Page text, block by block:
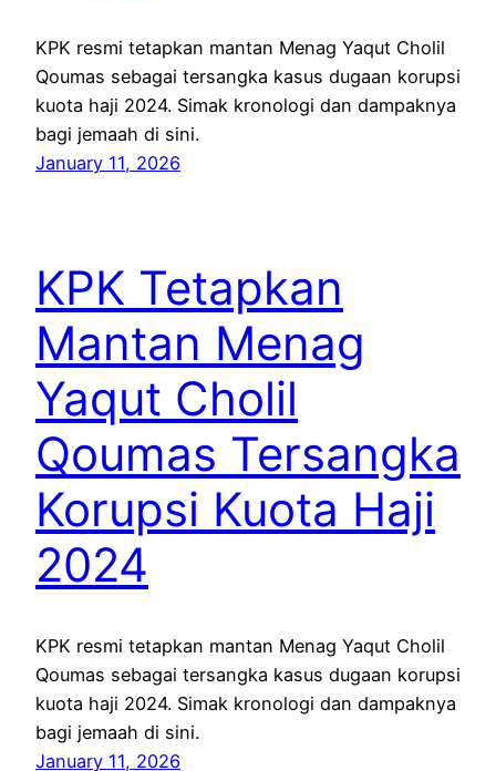
KPK resmi tetapkan mantan Menag Yaqut Cholil
Qoumas sebagai tersangka kasus dugaan korupsi
kuota haji 2024. Simak kronologi dan dampaknya
bagi jemaah di sini.
January 11, 2026
KPK Tetapkan
Mantan Menag
Yaqut Cholil
Qoumas Tersangka
Korupsi Kuota Haji
2024
KPK resmi tetapkan mantan Menag Yaqut Cholil
Qoumas sebagai tersangka kasus dugaan korupsi
kuota haji 2024. Simak kronologi dan dampaknya
bagi jemaah di sini.
January 11, 2026